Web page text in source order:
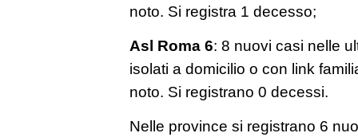
noto. Si registra 1 decesso;
Asl Roma 6: 8 nuovi casi nelle
isolati a domicilio o con link
noto. Si registrano 0 decessi.
Nelle province si registrano 6